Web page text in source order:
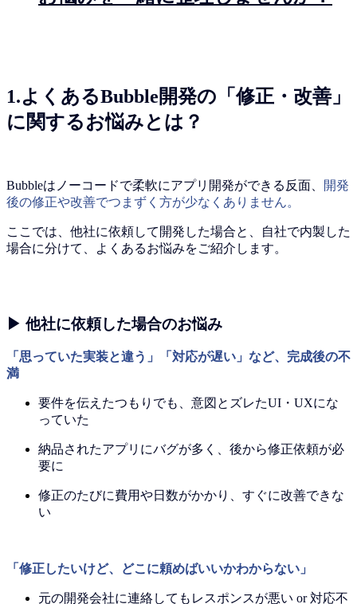
1.よくあるBubble開発の「修正・改善」
に関するお悩みとは？
Bubbleはノーコードで柔軟にアプリ開発ができる反面、
開発
後の修正や改善でつまずく方が少なくありません。
ここでは、他社に依頼して開発した場合と、自社で内製した
場合に分けて、よくあるお悩みをご紹介します。
▶ 他社に依頼した場合のお悩み
「思っていた実装と違う」「対応が遅い」など、完成後の不
満
要件を伝えたつもりでも、意図とズレたUI・UXにな
っていた
納品されたアプリにバグが多く、後から修正依頼が必
要に
修正のたびに費用や日数がかかり、すぐに改善できな
い
「修正したいけど、どこに頼めばいいかわからない」
元の開発会社に連絡してもレスポンスが悪い or 対応不